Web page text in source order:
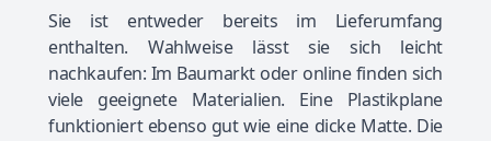
Sie ist entweder bereits im Lieferumfang
enthalten. Wahlweise lässt sie sich leicht
nachkaufen: Im Baumarkt oder online finden sich
viele geeignete Materialien. Eine Plastikplane
funktioniert ebenso gut wie eine dicke Matte. Die